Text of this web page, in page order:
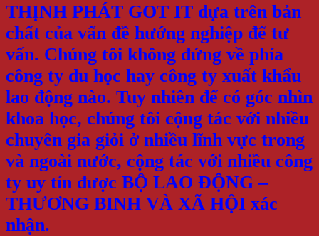
THỊNH PHÁT GOT IT dựa trên bản
chất của vấn đề hướng nghiệp để tư
vấn. Chúng tôi không đứng về phía
công ty du học hay công ty xuất khẩu
lao động nào. Tuy nhiên để có góc nhìn
khoa học, chúng tôi cộng tác với nhiều
chuyên gia giỏi ở nhiều lĩnh vực trong
và ngoài nước, cộng tác với nhiều công
ty uy tín được BỘ LAO ĐỘNG –
THƯƠNG BINH VÀ XÃ HỘI xác
nhận.